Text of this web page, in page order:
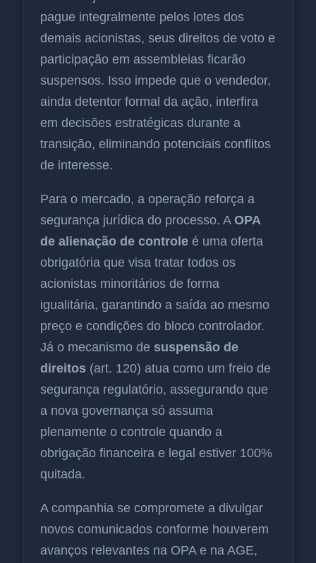
pague integralmente pelos lotes dos
demais acionistas, seus direitos de voto e
participação em assembleias ficarão
suspensos. Isso impede que o vendedor,
ainda detentor formal da ação, interfira
em decisões estratégicas durante a
transição, eliminando potenciais conflitos
de interesse.
Para o mercado, a operação reforça a
segurança jurídica do processo. A OPA
de alienação de controle é uma oferta
obrigatória que visa tratar todos os
acionistas minoritários de forma
igualitária, garantindo a saída ao mesmo
preço e condições do bloco controlador.
Já o mecanismo de suspensão de
direitos (art. 120) atua como um freio de
segurança regulatório, assegurando que
a nova governança só assuma
plenamente o controle quando a
obrigação financeira e legal estiver 100%
quitada.
A companhia se compromete a divulgar
novos comunicados conforme houverem
avanços relevantes na OPA e na AGE,